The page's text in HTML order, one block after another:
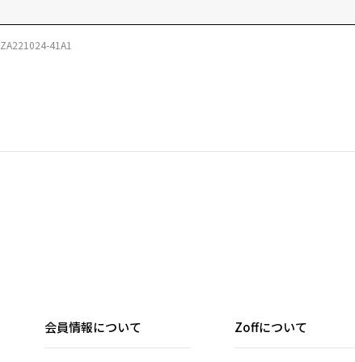
ZA221024-41A1
会員情報について Zoffについて